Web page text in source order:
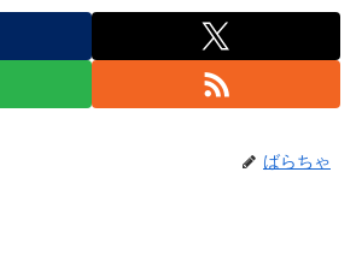
ばらちゃ